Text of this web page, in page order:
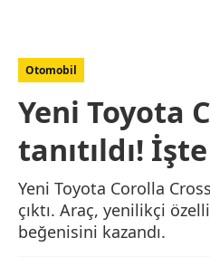
Otomobil
Yeni Toyota
tanıtıldı!
Yeni Toyota Corolla
çıktı. Araç, yenilikçi
beğenisini kazandı.